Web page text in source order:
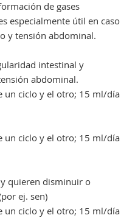
de gases
especialmente útil en caso
y tensión abdominal.
intestinal y
abdominal.
un ciclo y el otro; 15 ml/día
un ciclo y el otro; 15 ml/día
quieren disminuir o
ej. sen)
un ciclo y el otro; 15 ml/día